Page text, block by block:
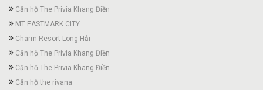
Căn hộ The Privia Khang Điền
MT EASTMARK CITY
Charm Resort Long Hải
Căn hộ The Privia Khang Điền
Căn hộ The Privia Khang Điền
Căn hộ the rivana